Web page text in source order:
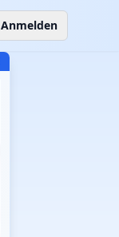
Anmelden